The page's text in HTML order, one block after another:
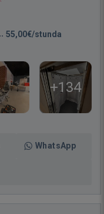
55,00€/stunda
+134
WhatsApp